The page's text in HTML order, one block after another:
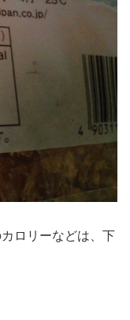
ロリーなどは、下